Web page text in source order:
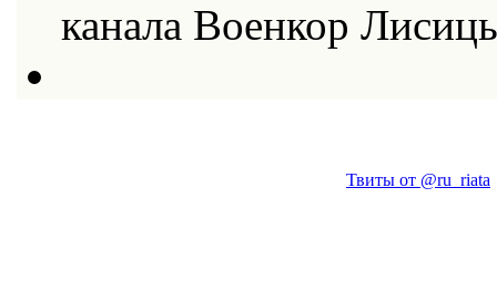
канала Военкор
Твиты от @ru_riata